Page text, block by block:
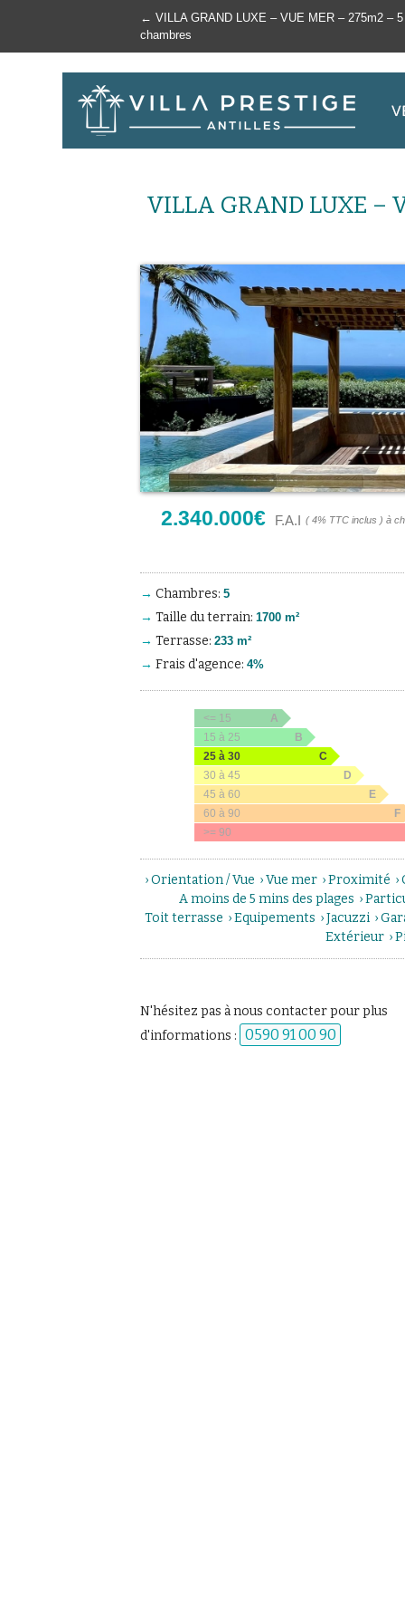
VILLA GRAND LUXE –
2.340.000€ F.A.I ( 4% TTC inclus ) à
Chambres 5
Taille du terrain 1700 m²
Terrasse 233 m²
Frais d'agence 4%
<= 15
A
15 à 25
B
25 à 30
C
30 à 45
D
45 à 60
E
60 à 90
F
>= 90
›Orientation / Vue ›Vue mer ›Proximité ›
A moins de 5 mins des plages ›
Toit terrasse ›Equipements ›Jacuzzi ›
Extérieur ›
N'hésitez pas à nous contacter pour plus
d'informations : 0590 91 00 90
← VILLA GRAND LUXE – VUE MER – 275m2 – 5
chambres